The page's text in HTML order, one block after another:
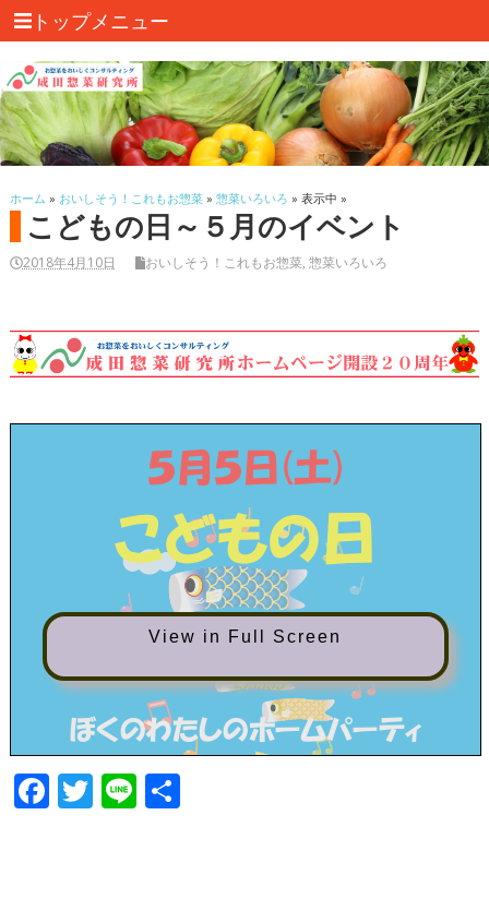
トップメニュー
ホーム » おいしそう！これもお惣菜» 惣菜いろいろ » 表示中 »
こどもの日～５月のイベント
2018年4月10日 おいしそう！これもお惣菜, 惣菜いろいろ
View in Full Screen
F T Li 共